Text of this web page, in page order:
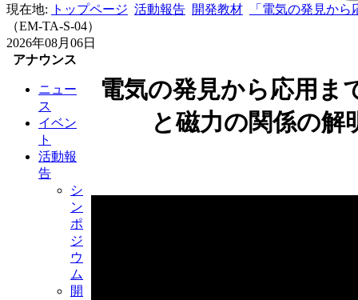
現在地: トップページ 活動報告 開発教材
「電気の発見か
（EM-TA-S-04）
2026年08月06日
アナウンス
ニュー
ス
イベン
ト
活動報
告
シ
ン
ポ
ジ
ウ
ム
開
電気の発見から応用
と磁力の関係の